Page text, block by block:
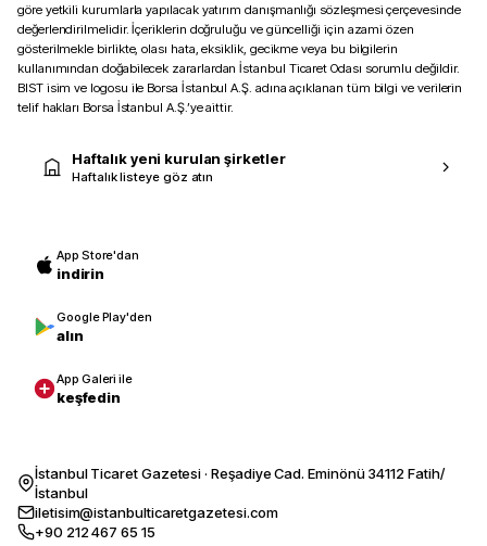
göre yetkili kurumlarla yapılacak yatırım danışmanlığı sözleşmesi çerçevesinde
değerlendirilmelidir. İçeriklerin doğruluğu ve güncelliği için azami özen
gösterilmekle birlikte, olası hata, eksiklik, gecikme veya bu bilgilerin
kullanımından doğabilecek zararlardan İstanbul Ticaret Odası sorumlu değildir.
BIST isim ve logosu ile Borsa İstanbul A.Ş. adına açıklanan tüm bilgi ve verilerin
telif hakları Borsa İstanbul A.Ş.’ye aittir.
Haftalık yeni kurulan şirketler
Haftalık listeye göz atın
App Store'dan
indirin
Google Play'den
alın
App Galeri ile
keşfedin
İstanbul Ticaret Gazetesi · Reşadiye Cad. Eminönü 34112 Fatih/
İstanbul
iletisim@istanbulticaretgazetesi.com
+90 212 467 65 15